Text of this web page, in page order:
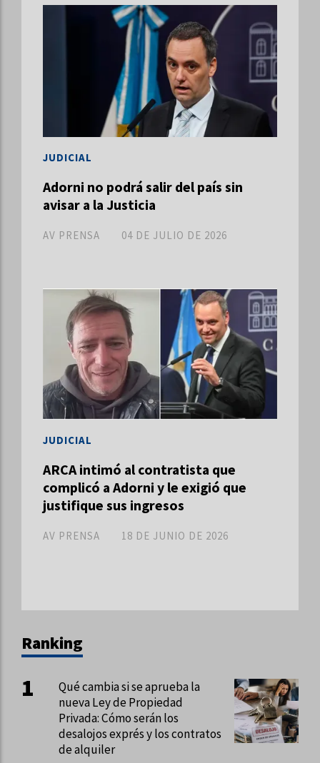
Adorni no podrá salir del país sin
avisar a la Justicia
AV PRENSA
JUDICIAL
04 DE JULIO DE 2026
ARCA intimó al contratista que
complicó a Adorni y le exigió que
justifique sus ingresos
AV PRENSA
JUDICIAL
18 DE JUNIO DE 2026
Ranking
Qué cambia si se aprueba la
nueva Ley de Propiedad
Privada: Cómo serán los
desalojos exprés y los contratos
de alquiler